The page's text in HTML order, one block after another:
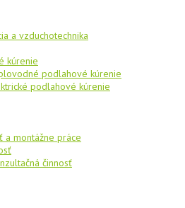
a vzduchotechnika
kúrenie
podlahové kúrenie
podlahové kúrenie
a montážne práce
činnosť